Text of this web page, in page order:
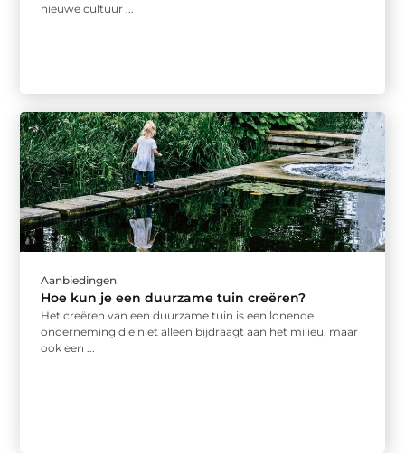
nieuwe cultuur ...
Aanbiedingen
Hoe kun je een duurzame tuin creëren?
Het creëren van een duurzame tuin is een lonende
onderneming die niet alleen bijdraagt aan het milieu, maar
ook een ...